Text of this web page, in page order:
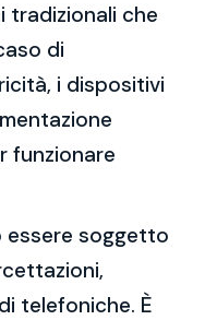
tradizionali che
di
i dispositivi
funzionare
essere soggetto
telefoniche. È